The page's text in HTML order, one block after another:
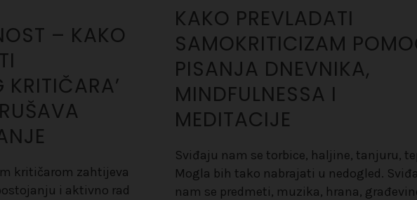
– KAKO
KRITIČARA’
kritičarom zahtijeva
i aktivno rad
KAKO PREVLADATI
SAMOKRITICIZAM
PISANJA DNEVNIKA,
MINDFULNESSA I
MEDITACIJE
Sviđaju nam se torbice, haljine, tanjuru,
Mogla bih tako nabrajati u nedogled.
nam se predmeti, muzika, hrana,